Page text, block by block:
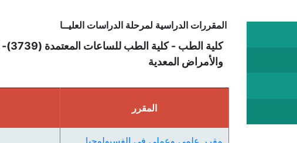
المقررات الدراسية لمرحلة الدراسات العليــا
والأمراض المعدية
المقرر
مقرر علمى وعملى فى الفسيولوجيا